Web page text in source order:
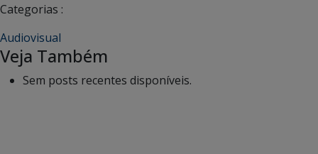
Categorias :
Audiovisual
Veja Também
Sem posts recentes disponíveis.